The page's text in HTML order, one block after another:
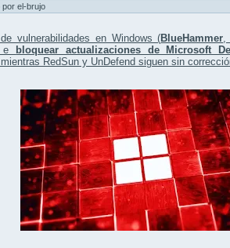
por el-brujo
de vulnerabilidades en Windows (BlueHammer
bloquear actualizaciones de Microsoft
mientras RedSun y UnDefend siguen sin